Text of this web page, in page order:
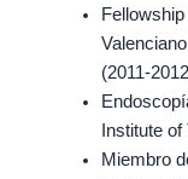
(2011-
Institute
Miembro